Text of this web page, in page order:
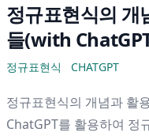
정규표현식의 개
들(with
정규표현식 CHATGPT
정규표현식의 개념과 활
ChatGPT를 활용하여 정